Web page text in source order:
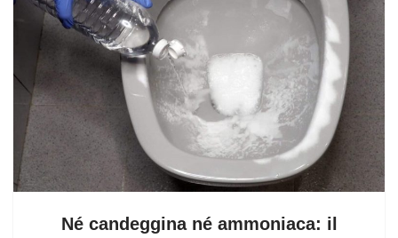
Né candeggina né ammoniaca: il